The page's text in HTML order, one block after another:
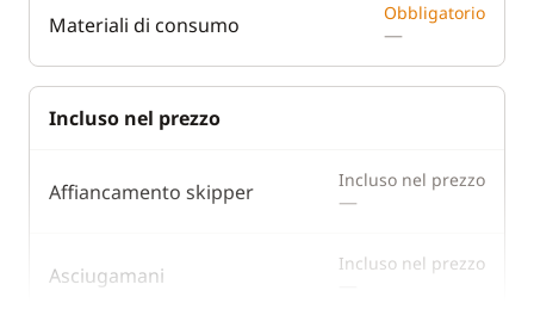
Materiali di consumo Obbligatorio
—
Incluso nel prezzo
Affiancamento skipper Incluso nel prezzo
—
Asciugamani Incluso nel prezzo